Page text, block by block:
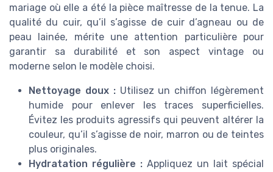
mariage où elle a été la pièce maîtresse de la tenue. La
qualité du cuir, qu’il s’agisse de cuir d’agneau ou de
peau lainée, mérite une attention particulière pour
garantir sa durabilité et son aspect vintage ou
moderne selon le modèle choisi.
Nettoyage doux :Utilisez un chiffon légèrement
humide pour enlever les traces superficielles.
Évitez les produits agressifs qui peuvent altérer la
couleur, qu’il s’agisse de noir, marron ou de teintes
plus originales.
Hydratation régulière : Appliquez un lait spécial